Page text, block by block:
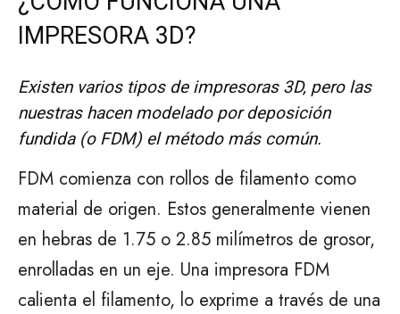
IMPRESORA 3D?
Existen varios tipos de impresoras 3D, pero las
nuestras hacen modelado por deposición
fundida (o FDM) el método más común.
FDM comienza con rollos de filamento como
material de origen. Estos generalmente vienen
en hebras de 1.75 o 2.85 milímetros de grosor,
enrolladas en un eje. Una impresora FDM
calienta el filamento, lo exprime a través de una